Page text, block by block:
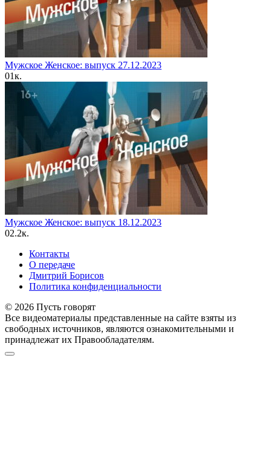
Мужское Женское: выпуск 27.12.2023
01к.
Мужское Женское: выпуск 18.12.2023
02.2к.
Контакты
О передаче
Дмитрий Борисов
Политика конфиденциальности
© 2026 Пусть говорят
Все видеоматериалы представленные на сайте взяты из
свободных источников, являются ознакомительными и
принадлежат их Правообладателям.